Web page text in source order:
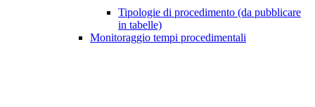
Tipologie di procedimento (da pubblicare
in tabelle)
Monitoraggio tempi procedimentali